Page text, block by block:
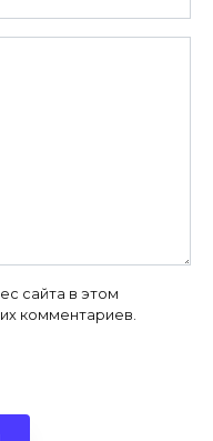
сайта в этом
комментариев.